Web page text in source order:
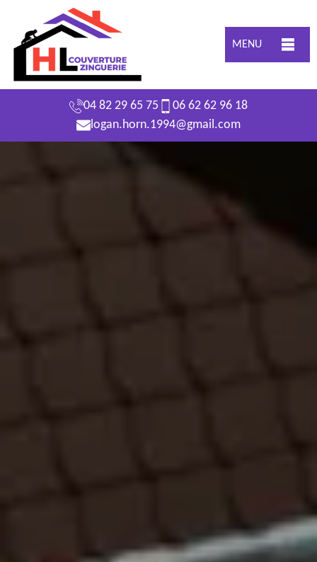
MENU
04 82 29 65 75
06 62 62 96 18
logan.horn.1994@gmail.com